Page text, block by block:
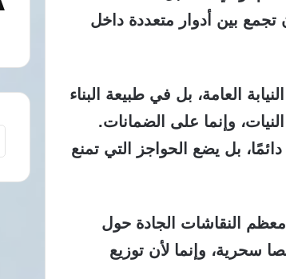
تجمع بين أدوار متعددة داخل
العامة، بل في طبيعة البناء
وإنما على الضمانات.
بل يضع الحواجز التي تمنع
النقاشات الجادة حول
سحرية، وإنما لأن توزيع